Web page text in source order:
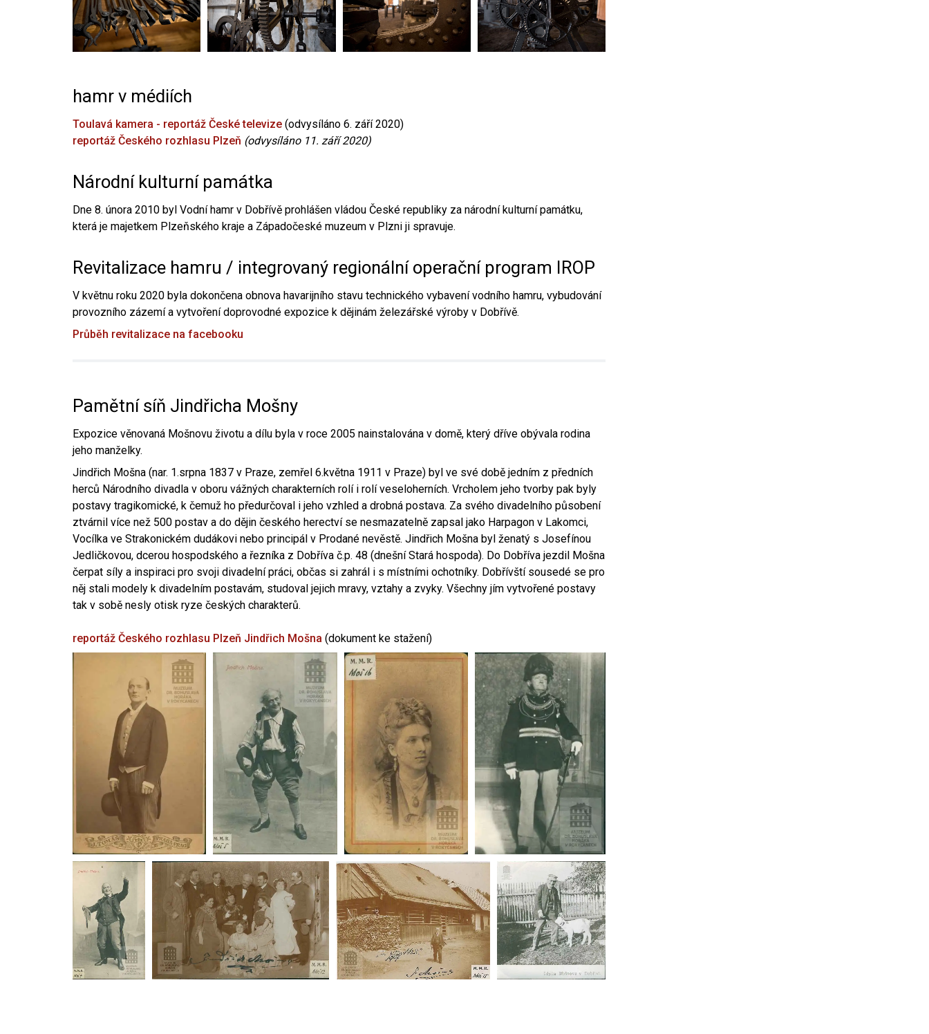
hamr v médiích
Toulavá kamera - reportáž České televize (odvysíláno 6. září 2020)
reportáž Českého rozhlasu Plzeň (odvysíláno 11. září 2020)
Národní kulturní památka
Dne 8. února 2010 byl Vodní hamr v Dobřívě prohlášen vládou České republiky za národní kulturní památku,
která je majetkem Plzeňského kraje a Západočeské muzeum v Plzni ji spravuje.
Revitalizace hamru / integrovaný regionální operační program IROP
V květnu roku 2020 byla dokončena obnova havarijního stavu technického vybavení vodního hamru, vybudování
provozního zázemí a vytvoření doprovodné expozice k dějinám železářské výroby v Dobřívě.
Průběh revitalizace na facebooku
Pamětní síň Jindřicha Mošny
Expozice věnovaná Mošnovu životu a dílu byla v roce 2005 nainstalována v domě, který dříve obývala rodina
jeho manželky.
Jindřich Mošna (nar. 1.srpna 1837 v Praze, zemřel 6.května 1911 v Praze) byl ve své době jedním z předních
herců Národního divadla v oboru vážných charakterních rolí i rolí veseloherních. Vrcholem jeho tvorby pak byly
postavy tragikomické, k čemuž ho předurčoval i jeho vzhled a drobná postava. Za svého divadelního působení
ztvárnil více než 500 postav a do dějin českého herectví se nesmazatelně zapsal jako Harpagon v Lakomci,
Vocílka ve Strakonickém dudákovi nebo principál v Prodané nevěstě. Jindřich Mošna byl ženatý s Josefínou
Jedličkovou, dcerou hospodského a řezníka z Dobříva č.p. 48 (dnešní Stará hospoda). Do Dobříva jezdil Mošna
čerpat síly a inspiraci pro svoji divadelní práci, občas si zahrál i s místními ochotníky. Dobřívští sousedé se pro
něj stali modely k divadelním postavám, studoval jejich mravy, vztahy a zvyky. Všechny jím vytvořené postavy
tak v sobě nesly otisk ryze českých charakterů.
reportáž Českého rozhlasu Plzeň Jindřich Mošna (dokument ke stažení)